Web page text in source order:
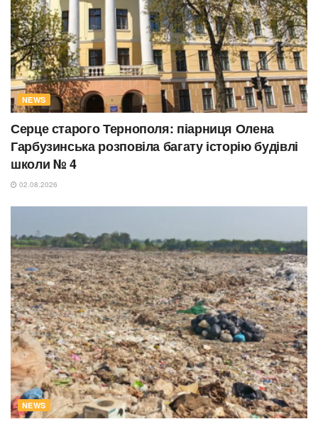
NEWS
Серце старого Тернополя: піарниця Олена
Гарбузинська розповіла багату історію будівлі
школи № 4
02.08.2026
NEWS